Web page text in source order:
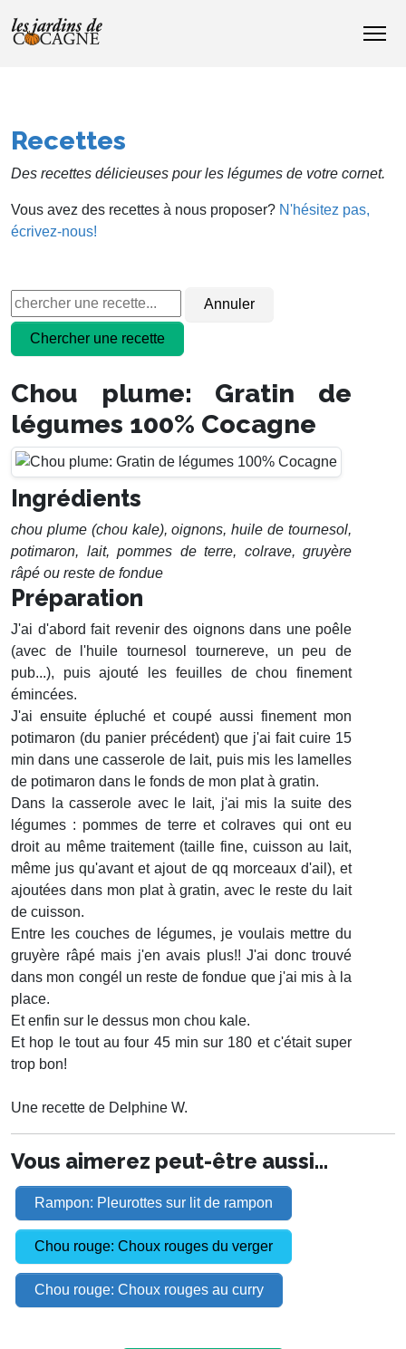
Recettes
Des recettes délicieuses pour les légumes de votre cornet.
Vous avez des recettes à nous proposer? N'hésitez pas,
écrivez-nous!
Chou plume: Gratin de
légumes 100% Cocagne
Ingrédients
chou plume (chou kale), oignons, huile de tournesol,
potimaron, lait, pommes de terre, colrave, gruyère
râpé ou reste de fondue
Préparation
J'ai d'abord fait revenir des oignons dans une poêle
(avec de l'huile tournesol tournereve, un peu de
pub...), puis ajouté les feuilles de chou finement
émincées.
J'ai ensuite épluché et coupé aussi finement mon
potimaron (du panier précédent) que j'ai fait cuire 15
min dans une casserole de lait, puis mis les lamelles
de potimaron dans le fonds de mon plat à gratin.
Dans la casserole avec le lait, j'ai mis la suite des
légumes : pommes de terre et colraves qui ont eu
droit au même traitement (taille fine, cuisson au lait,
même jus qu'avant et ajout de qq morceaux d'ail), et
ajoutées dans mon plat à gratin, avec le reste du lait
de cuisson.
Entre les couches de légumes, je voulais mettre du
gruyère râpé mais j'en avais plus!! J'ai donc trouvé
dans mon congél un reste de fondue que j'ai mis à la
place.
Et enfin sur le dessus mon chou kale.
Et hop le tout au four 45 min sur 180 et c'était super
trop bon!
Une recette de Delphine W.
Vous aimerez peut-être aussi...
Rampon: Pleurottes sur lit de rampon
Chou rouge: Choux rouges du verger
Chou rouge: Choux rouges au curry